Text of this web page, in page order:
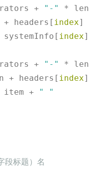
+
"-"
*
+ headers[
index] +
systemInfo[ index]
+
"-"
*
+ headers[
index]
item +
" "
段标题）名